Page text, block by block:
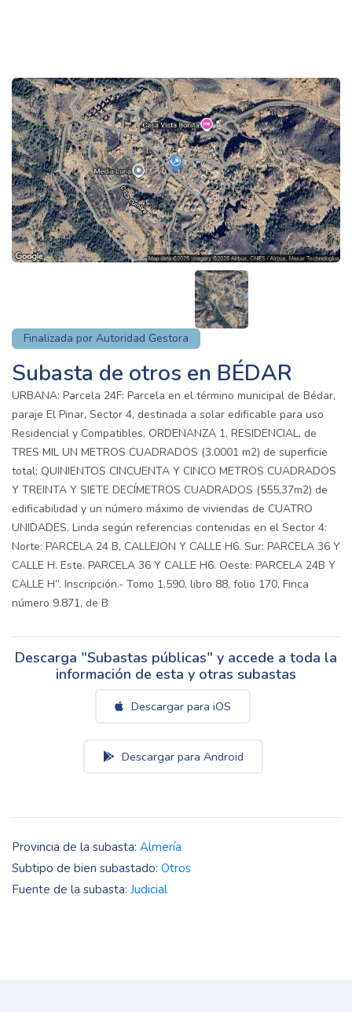
Finalizada por Autoridad Gestora
Subasta de otros en BÉDAR
URBANA: Parcela 24F: Parcela en el término municipal de Bédar,
paraje El Pinar, Sector 4, destinada a solar edificable para uso
Residencial y Compatibles, ORDENANZA 1, RESIDENCIAL, de
TRES MIL UN METROS CUADRADOS (3.0001 m2) de superficie
total; QUINIENTOS CINCUENTA Y CINCO METROS CUADRADOS
Y TREINTA Y SIETE DECÍMETROS CUADRADOS (555,37m2) de
edificabilidad y un número máximo de viviendas de CUATRO
UNIDADES. Linda según referencias contenidas en el Sector 4:
Norte: PARCELA 24 B, CALLEJON Y CALLE H6. Sur: PARCELA 36 Y
CALLE H. Este. PARCELA 36 Y CALLE H6. Oeste: PARCELA 24B Y
CALLE H”. Inscripción.- Tomo 1.590, libro 88, folio 170, Finca
número 9.871, de B
Descarga "Subastas públicas" y accede a toda la
información de esta y otras subastas
Descargar para iOS
Descargar para Android
Provincia de la subasta: Almería
Subtipo de bien subastado: Otros
Fuente de la subasta: Judicial